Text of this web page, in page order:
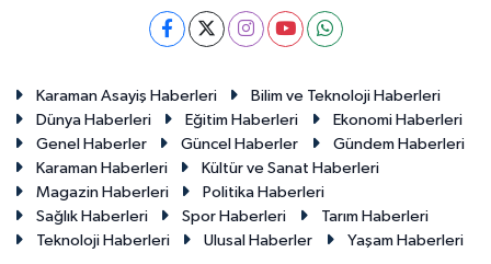
Karaman Asayiş Haberleri
Bilim ve Teknoloji Haberleri
Dünya Haberleri
Eğitim Haberleri
Ekonomi Haberleri
Genel Haberler
Güncel Haberler
Gündem Haberleri
Karaman Haberleri
Kültür ve Sanat Haberleri
Magazin Haberleri
Politika Haberleri
Sağlık Haberleri
Spor Haberleri
Tarım Haberleri
Teknoloji Haberleri
Ulusal Haberler Yaşam Haberleri